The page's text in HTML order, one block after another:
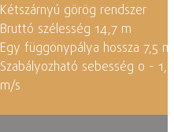
Kétszárnyú görög rendszer
Bruttó szélesség 14,7 m
Egy függönypálya hossza 7,5 m
Szabályozható sebesség 0 - 1,0
m/s